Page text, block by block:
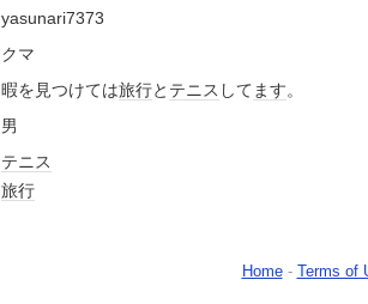
yasunari7373
クマ
暇を見つけては旅行と テニス してます。
男
テニス
旅行
Home- Terms of